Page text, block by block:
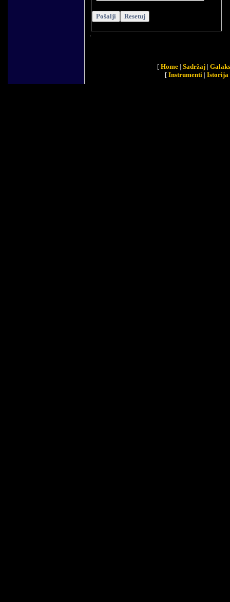
[ Home | Sadržaj |
[ Instrumenti | Istorija